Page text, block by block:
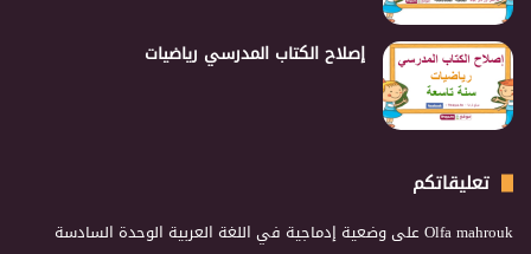
إصلاح الكتاب المدرسي رياضيات
تعليقاتكم
Olfa mahroukعلى وضعية إدماجية في اللغة العربية الوحدة السادسة